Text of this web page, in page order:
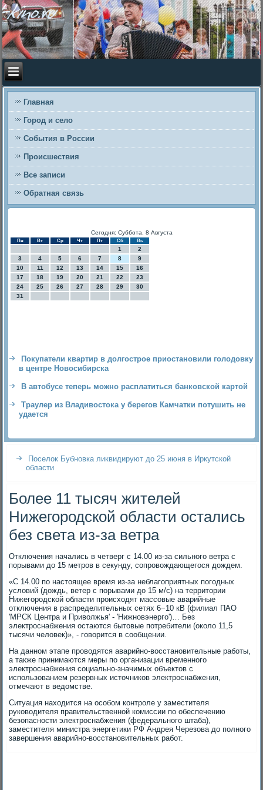
Главная
Город и село
События в России
Происшествия
Все записи
Обратная связь
Сегодня: Суббота, 8 Августа
Пн Вт Ср Чт Пт Сб Вс
1
2
3
4 5 6 7 8
9
10
11 12 13 14 15
16
17
18 19 20 21 22
23
24
25 26 27 28 29
30
31
Покупатели квартир в долгострое приостановили голодовку
в центре Новосибирска
В автобусе теперь можно расплатиться банковской картой
Траулер из Владивостока у берегов Камчатки потушить не
удается
Поселок Бубновка ликвидируют до 25 июня в Иркутской
области
Более 11 тысяч жителей
Нижегородской области остались
без света из-за ветра
Отключения начались в четверг с 14.00 из-за сильного ветра с
порывами до 15 метров в секунду, сопровождающегося дождем.
«С 14.00 по настоящее время из-за неблагоприятных погодных
условий (дождь, ветер с порывами до 15 м/с) на территории
Нижегородской области происходят массовые аварийные
отключения в распределительных сетях 6−10 кВ (филиал ПАО
'МРСК Центра и Приволжья' - 'Нижновэнерго')… Без
электроснабжения остаются бытовые потребители (около 11,5
тысячи человек)», - говорится в сообщении.
На данном этапе проводятся аварийно-восстановительные работы,
а также принимаются меры по организации временного
электроснабжения социально-значимых объектов с
использованием резервных источников электроснабжения,
отмечают в ведомстве.
Ситуация находится на особом контроле у заместителя
руководителя правительственной комиссии по обеспечению
безопасности электроснабжения (федерального штаба),
заместителя министра энергетики РФ Андрея Черезова до полного
завершения аварийно-восстановительных работ.